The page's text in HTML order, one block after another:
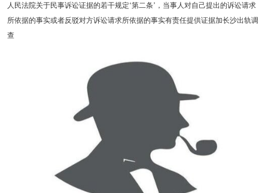
人民法院关于民事诉讼证据的若干规定‘第二条’，当事人对自己提出的诉讼请求
所依据的事实或者反驳对方诉讼请求所依据的事实有责任提供证据加长沙出轨调
查